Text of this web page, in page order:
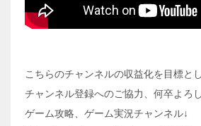
こちらのチャンネルの収益化を目標と
チャンネル登録へのご協力、何卒よろ
ゲーム攻略、ゲーム実況チャンネル↓